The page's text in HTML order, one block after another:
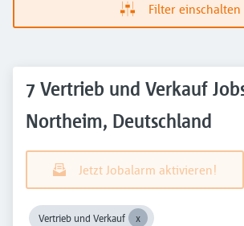
Filter einschalten
7 Vertrieb und Verkauf
Northeim, Deutschland
Jetzt Jobalarm aktivieren!
Vertrieb und Verkauf